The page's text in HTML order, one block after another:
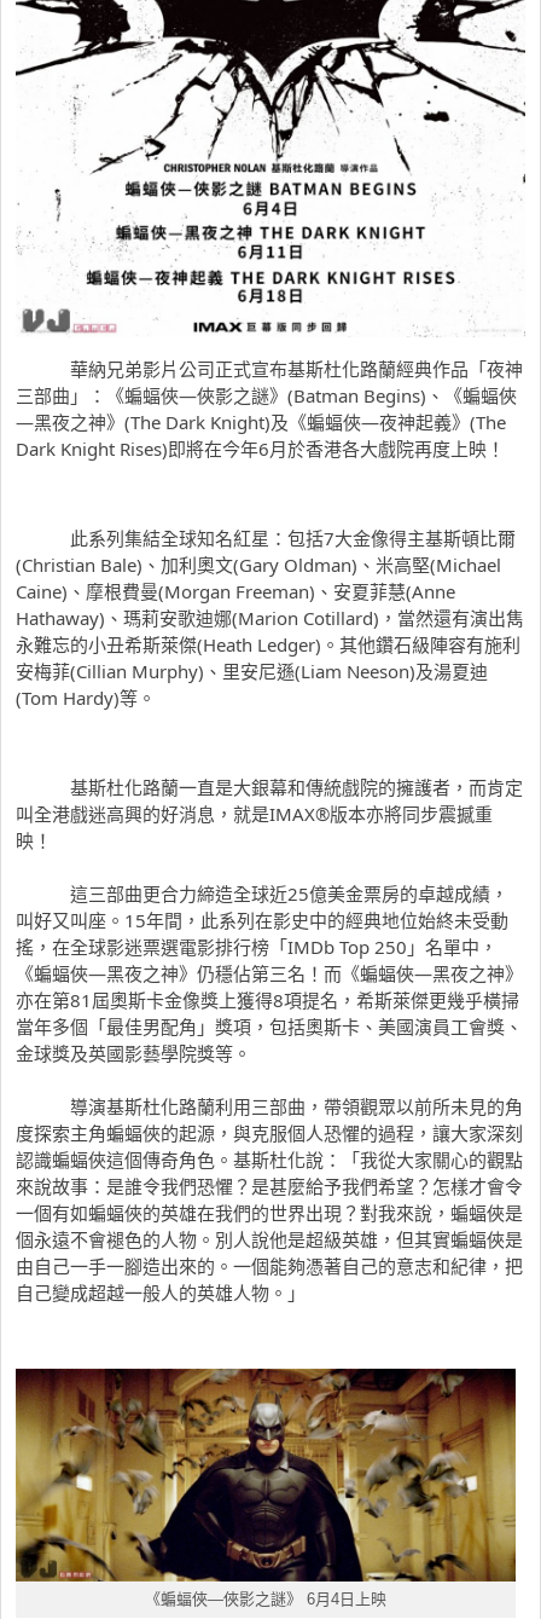
華納兄弟影片公司正式宣布基斯杜化路蘭經典作品「夜神
三部曲」：《蝙蝠俠—俠影之謎》(Batman Begins)、《蝙蝠俠
—黑夜之神》(The Dark Knight)及《蝙蝠俠—夜神起義》(The
Dark Knight Rises)即將在今年6月於香港各大戲院再度上映！
此系列集結全球知名紅星：包括7大金像得主基斯頓比爾
(Christian Bale)、 加利奧文(Gary Oldman)、 米高堅(Michael
Caine)、 摩根費曼(Morgan Freeman)、 安夏菲慧(Anne
Hathaway)、 瑪莉安歌迪娜(Marion Cotillard)，當然還有演出雋
永難忘的小丑希斯萊傑(Heath Ledger)。其他鑽石級陣容有施利
安梅菲(Cillian Murphy)、 里安尼遜(Liam Neeson)及湯夏迪
(Tom Hardy)等。
基斯杜化路蘭一直是大銀幕和傳統戲院的擁護者，而肯定
叫全港戲迷高興的好消息，就是IMAX®版本亦將同步震撼重
映！
這三部曲更合力締造全球近25億美金票房的卓越成績，
叫好又叫座。15年間，此系列在影史中的經典地位始終未受動
搖，在全球影迷票選電影排行榜「IMDb Top 250」名單中，
《蝙蝠俠—黑夜之神》仍穩佔第三名！而《蝙蝠俠—黑夜之神》
亦在第81屆奧斯卡金像獎上獲得8項提名， 希斯萊傑更幾乎橫掃
當年多個「最佳男配角」獎項，包括奧斯卡、 美國演員工會獎、
金球獎及英國影藝學院獎等。
導演基斯杜化路蘭利用三部曲，帶領觀眾以前所未見的角
度探索主角蝙蝠俠的起源，與克服個人恐懼的過程，讓大家深刻
認識蝙蝠俠這個傳奇角色。 基斯杜化說：「我從大家關心的觀點
來說故事：是誰令我們恐懼？是甚麼給予我們希望？怎樣才會令
一個有如蝙蝠俠的英雄在我們的世界出現？對我來說，蝙蝠俠是
個永遠不會褪色的人物。別人說他是超級英雄，但其實蝙蝠俠是
由自己一手一腳造出來的。一個能夠憑著自己的意志和紀律，把
自己變成超越一般人的英雄人物。」
《蝙蝠俠—俠影之謎》 6月4日上映